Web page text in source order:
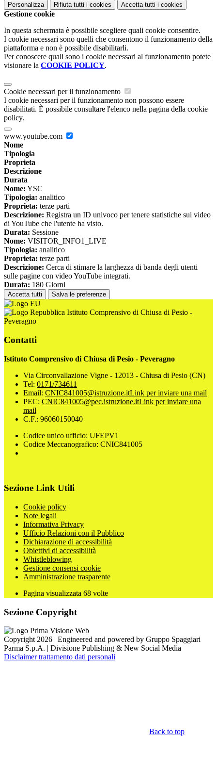
Personalizza Rifiuta tutti i cookies Accetta tutti i cookies
Gestione cookie
In questa schermata è possibile scegliere quali cookie consentire.
I cookie necessari sono quelli che consentono il funzionamento della
piattaforma e non è possibile disabilitarli.
Per conoscere quali sono i cookie necessari al funzionamento potete
visionare la COOKIE POLICY.
Cookie necessari per il funzionamento
I cookie necessari per il funzionamento non possono essere
disabilitati. È possibile consultare l'elenco nella pagina della cookie
policy.
www.youtube.com
Nome
Tipologia
Proprieta
Descrizione
Durata
Nome: YSC
Tipologia: analitico
Proprieta: terze parti
Descrizione: Registra un ID univoco per tenere statistiche sui video
di YouTube che l'utente ha visto.
Durata: Sessione
Nome: VISITOR_INFO1_LIVE
Tipologia: analitico
Proprieta: terze parti
Descrizione: Cerca di stimare la larghezza di banda degli utenti
sulle pagine con video YouTube integrati.
Durata: 180 Giorni
Accetta tutti Salva le preferenze
Istituto Comprensivo di Chiusa di Pesio -
Peveragno
Contatti
Istituto Comprensivo di Chiusa di Pesio - Peveragno
Via Circonvallazione Vigne - 12013 - Chiusa di Pesio (CN)
Tel: 0171/734611
Email: CNIC841005@istruzione.itLink per inviare una mail
PEC: CNIC841005@pec.istruzione.itLink per inviare una
mail
C.F.: 96060150040
Codice unico ufficio: UFEPV1
Codice Meccanografico: CNIC841005
Sezione Link Utili
Cookie policy
Note legali
Informativa Privacy
Ufficio Relazioni con il Pubblico
Dichiarazione di accessibilità
Obiettivi di accessibilità
Whistleblowing
Gestione consensi cookie
Amministrazione trasparente
Pagina visualizzata 68 volte
Sezione Copyright
Copyright 2026 | Engineered and powered by Gruppo Spaggiari
Parma S.p.A. | Divisione Publishing & New Social Media
Disclaimer trattamento dati personali
Back to top